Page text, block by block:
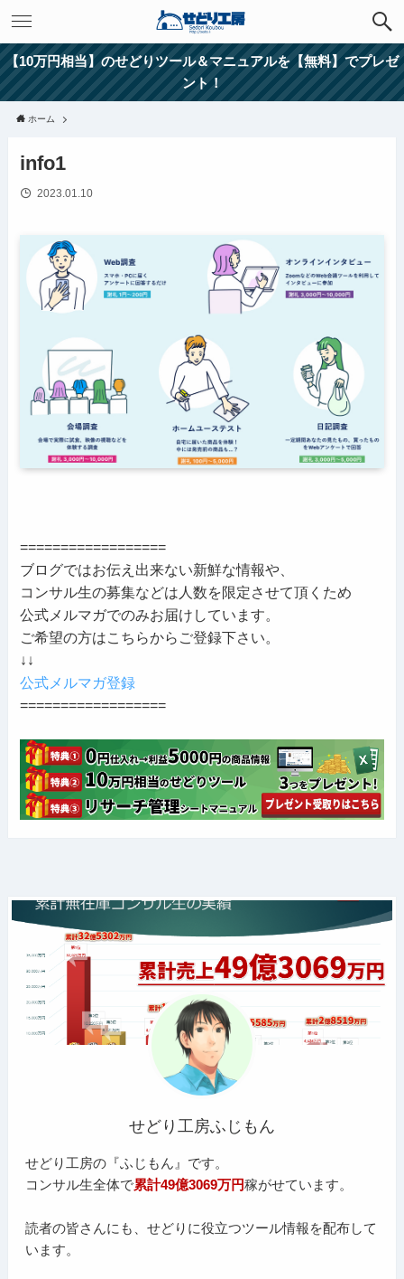
【10万円相当】のせどりツール＆マニュアルを【無料】でプレゼ
ント！
ホーム
info1
2023.01.10
==================
ブログではお伝え出来ない新鮮な情報や、
コンサル生の募集などは人数を限定させて頂くため
公式メルマガでのみお届けしています。
ご希望の方はこちらからご登録下さい。
↓↓
公式メルマガ登録
==================
せどり工房ふじもん
せどり工房の『ふじもん』です。
コンサル生全体で累計49億3069万円稼がせています。
読者の皆さんにも、せどりに役立つツール情報を配布して
います。